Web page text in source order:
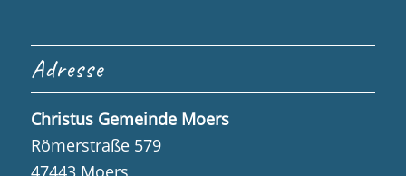
Adresse
Christus Gemeinde Moers
Römerstraße 579
47443 Moers